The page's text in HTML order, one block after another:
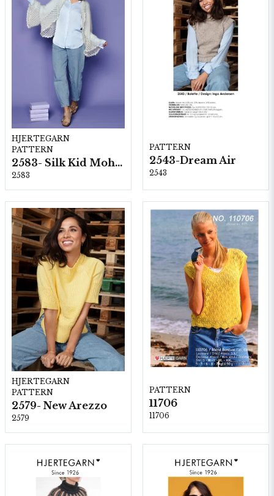
HJERTEGARN
PATTERN
2583- Silk Kid Mohair
2583
PATTERN
2543-Dream Air
2543
HJERTEGARN
PATTERN
2579- New Arezzo
2579
PATTERN
11706
11706